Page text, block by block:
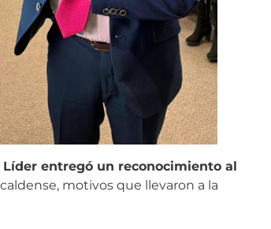
Líder entregó un reconocimiento al
caldense, motivos que llevaron a la